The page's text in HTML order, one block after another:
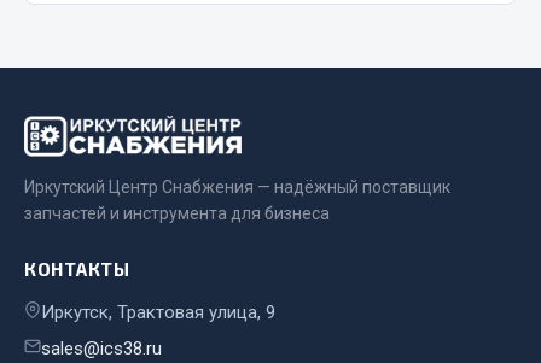
Запчасти HOWO
Тормозная система
Двигатель
Система питания
Система выпуска газа
Система охлаждения
Иркутский Центр Снабжения — надёжный поставщик
запчастей и инструмента для бизнеса
КОНТАКТЫ
Иркутск, Трактовая улица, 9
sales@ics38.ru